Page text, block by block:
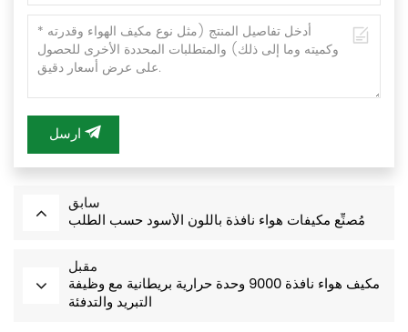
ارسل
سابق
مُصنِّع مكيفات هواء نافذة باللون الأسود حسب الطلب
مقبل
مكيف هواء نافذة 9000 وحدة حرارية بريطانية مع وظيفة
التبريد والتدفئة